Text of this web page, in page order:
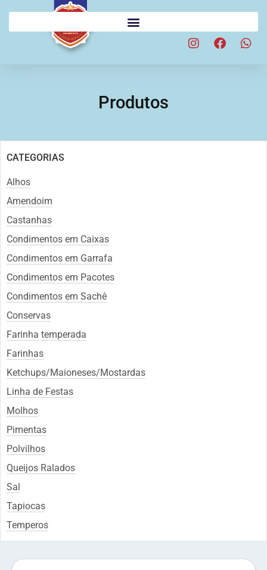
Produtos
CATEGORIAS
Alhos
Amendoim
Castanhas
Condimentos em Caixas
Condimentos em Garrafa
Condimentos em Pacotes
Condimentos em Sachê
Conservas
Farinha temperada
Farinhas
Ketchups/Maioneses/Mostardas
Linha de Festas
Molhos
Pimentas
Polvilhos
Queijos Ralados
Sal
Tapiocas
Temperos